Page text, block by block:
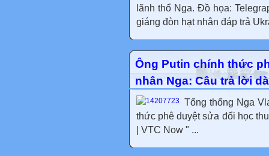
lãnh thổ Nga. Đồ họa:
giáng đòn hạt nhân đáp trả
Ông Putin chính thức
nhân Nga: Câu trả lời
Tổng thống Nga
thức phê duyệt sửa đổi học
| VTC Now " ...